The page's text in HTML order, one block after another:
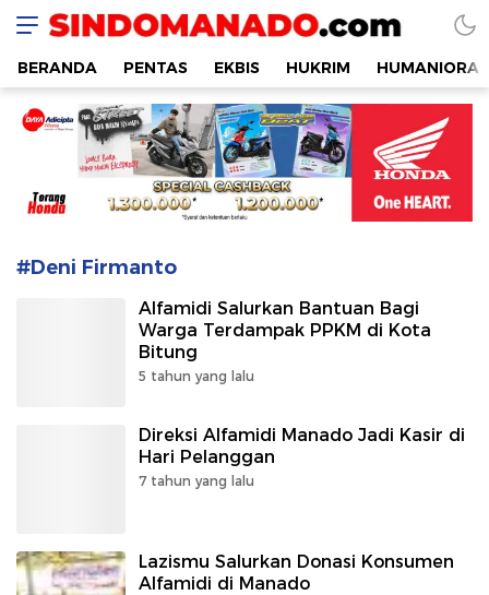
SINDOMANADO
Informatif dan Edukatif
BERANDA PENTAS EKBIS HUKRIM HUMANIORA
#Deni Firmanto
Alfamidi Salurkan Bantuan Bagi
Warga Terdampak PPKM di Kota
Bitung
5 tahun yang lalu
Direksi Alfamidi Manado Jadi Kasir di
Hari Pelanggan
7 tahun yang lalu
Lazismu Salurkan Donasi Konsumen
Alfamidi di Manado